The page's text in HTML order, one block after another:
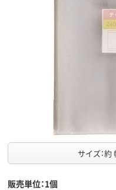
サイズ：約
販売単位：1個